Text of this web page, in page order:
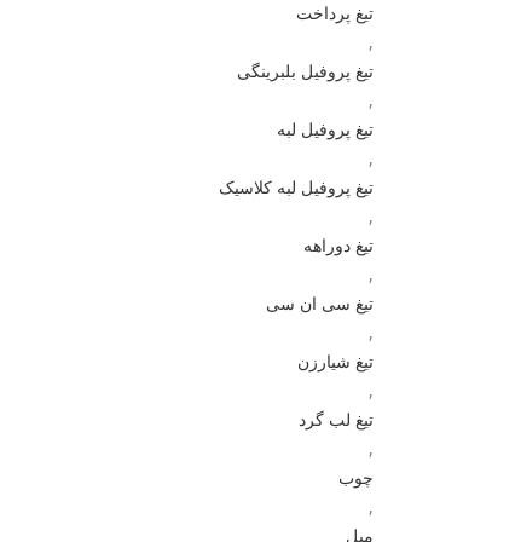
تیغ پرداخت
,
تیغ پروفیل بلبرینگی
,
تیغ پروفیل لبه
,
تیغ پروفیل لبه کلاسیک
,
تیغ دوراهه
,
تیغ سی ان سی
,
تیغ شیارزن
,
تیغ لب گرد
,
چوب
,
مبل